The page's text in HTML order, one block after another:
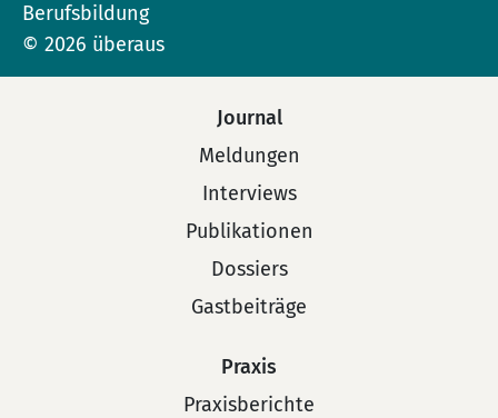
Berufsbildung
© 2026 überaus
Journal
Meldungen
Interviews
Publikationen
Dossiers
Gastbeiträge
Praxis
Praxisberichte